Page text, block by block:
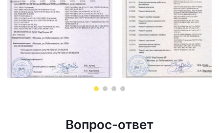
Вопрос-ответ